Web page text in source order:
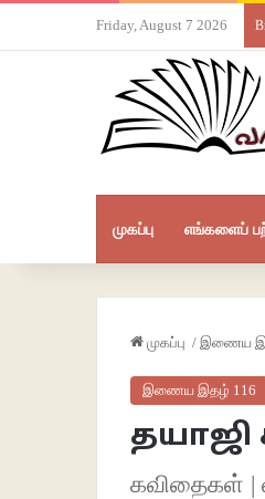
Friday, August 7 2026
முகப்பு எங்களைப்
முகப்பு / இணைய
இணைய இதழ் 116
கவிதைகள் |